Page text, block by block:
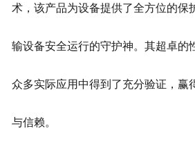
术，该产品为设备提供了全方位的保
输设备安全运行的守护神。其超卓的
众多实际应用中得到了充分验证，赢
与信赖。